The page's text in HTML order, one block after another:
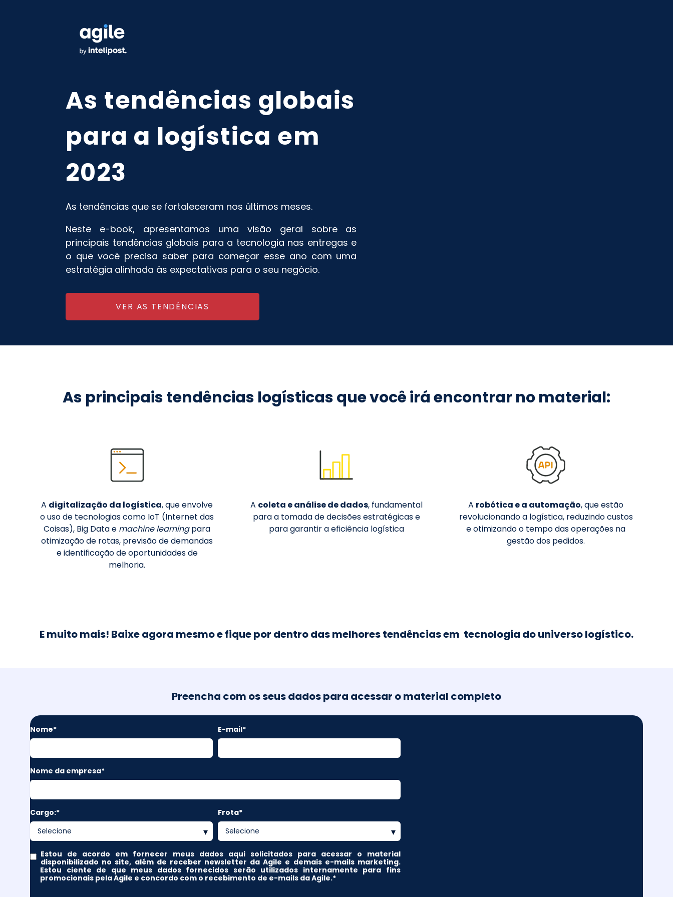
As tendências globais
para a logística em
2023
As tendências que se fortaleceram nos últimos meses.
Neste e-book, apresentamos uma visão geral sobre as
principais tendências globais para a tecnologia nas entregas e
o que você precisa saber para começar esse ano com uma
estratégia alinhada às expectativas para o seu negócio.
VER AS TENDÊNCIAS
As principais tendências logísticas que você irá encontrar no material:
A digitalização da logística, que envolve
o uso de tecnologias como IoT (Internet das
Coisas), Big Data e machine learningpara
otimização de rotas, previsão de demandas
e identificação de oportunidades de
melhoria.
A coleta e análise de dados, fundamental
para a tomada de decisões estratégicas e
para garantir a eficiência logística
A robótica e a automação, que estão
revolucionando a logística, reduzindo custos
e otimizando o tempo das operações na
gestão dos pedidos.
E muito mais! Baixe agora mesmo e fique por dentro das melhores tendências em tecnologia do universo logístico.
Preencha com os seus dados para acessar o material completo
Nome* E-mail*
Nome da empresa*
Cargo:* Frota*
Estou de acordo em fornecer meus dados aqui solicitados para acessar o material
disponibilizado no site, além de receber newsletter da Agile e demais e-mails marketing.
Estou ciente de que meus dados fornecidos serão utilizados internamente para fins
promocionais pela Agile e concordo com o recebimento de e-mails da Agile.*